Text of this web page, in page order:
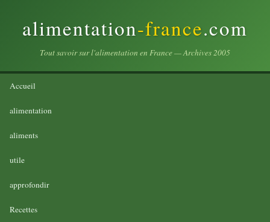
alimentation-france.com
Tout savoir sur l'alimentation en France — Archives 2005
Accueil
alimentation
aliments
utile
approfondir
Recettes